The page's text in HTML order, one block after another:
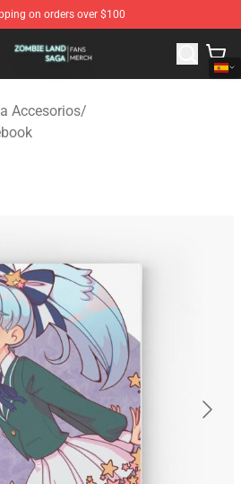
on orders over $100
Shop - Official Zombie Land Saga
Accesorios/